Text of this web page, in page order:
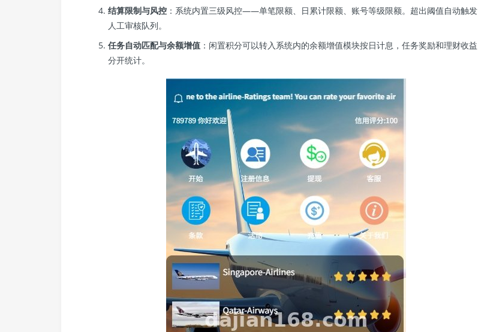
结算限制与风控 ：系统内置三级风控——单笔限额、日累计限额、账号等级限额。超出阈值自动触发
人工审核队列。
任务自动匹配与余额增值 ：闲置积分可以转入系统内的余额增值模块按日计息，任务奖励和理财收益
分开统计。